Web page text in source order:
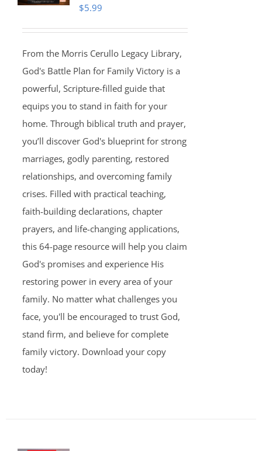
$5.99
From the Morris Cerullo Legacy Library,
God's Battle Plan for Family Victory is a
powerful, Scripture-filled guide that
equips you to stand in faith for your
home. Through biblical truth and prayer,
you’ll discover God's blueprint for strong
marriages, godly parenting, restored
relationships, and overcoming family
crises. Filled with practical teaching,
faith-building declarations, chapter
prayers, and life-changing applications,
this 64-page resource will help you claim
God's promises and experience His
restoring power in every area of your
family. No matter what challenges you
face, you'll be encouraged to trust God,
stand firm, and believe for complete
family victory. Download your copy
today!